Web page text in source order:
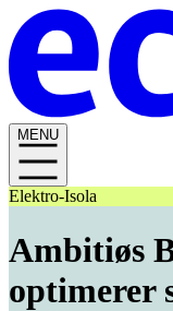
MENU
Elektro-Isola
Ambitiøs
optimerer